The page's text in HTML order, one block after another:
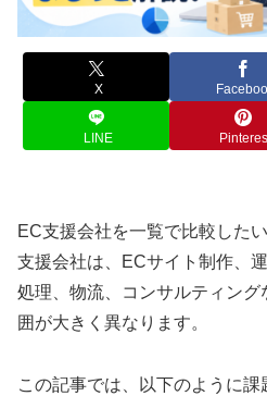
X
LINE
EC支援会社を一覧で比較した
支援会社は、ECサイト制作、
処理、物流、コンサルティン
囲が大きく異なります。
この記事では、以下のように